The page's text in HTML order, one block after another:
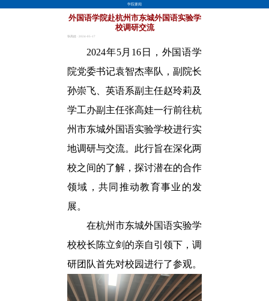
学院要闻
外国语学院赴杭州市东城外国语实验学
校调研交流
张高娃 · 2024-05-17
2024年5月16日，外国语学
院党委书记袁智杰率队，副院长
孙崇飞、英语系副主任赵玲莉及
学工办副主任张高娃一行前往杭
州市东城外国语实验学校进行实
地调研与交流。此行旨在深化两
校之间的了解，探讨潜在的合作
领域，共同推动教育事业的发
展。
在杭州市东城外国语实验学
校校长陈立剑的亲自引领下，调
研团队首先对校园进行了参观。